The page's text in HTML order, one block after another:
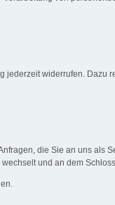
widerrufen. Dazu
die Sie an uns als
und an dem